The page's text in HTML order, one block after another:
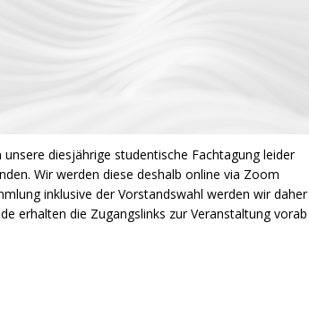
diesjährige studentische Fachtagung leider
Wir werden diese deshalb online via Zoom
inklusive der Vorstandswahl werden wir daher
erhalten die Zugangslinks zur Veranstaltung vorab